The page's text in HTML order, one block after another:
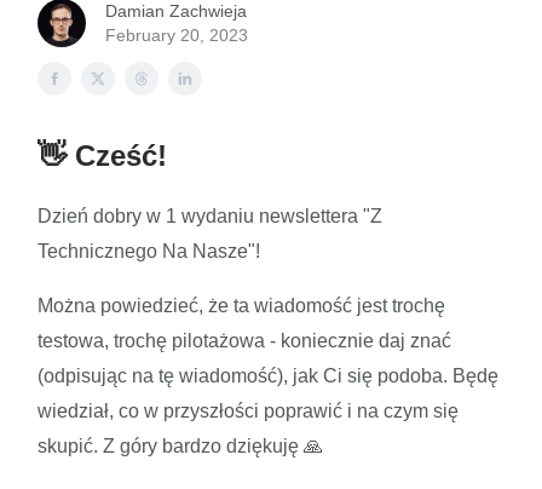
Damian Zachwieja
February 20, 2023
👋 Cześć!
Dzień dobry w 1 wydaniu newslettera "Z
Technicznego Na Nasze"!
Można powiedzieć, że ta wiadomość jest trochę
testowa, trochę pilotażowa - koniecznie daj znać
(odpisując na tę wiadomość), jak Ci się podoba. Będę
wiedział, co w przyszłości poprawić i na czym się
skupić. Z góry bardzo dziękuję 🙏